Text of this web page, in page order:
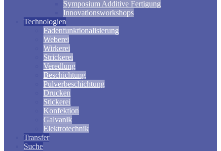
Symposium Additive Fertigung
Innovationsworkshops
Technologien
Fadenfunktionalisierung
Weberei
Wirkerei
Strickerei
Veredlung
Beschichtung
Pulverbeschichtung
Drucken
Stickerei
Konfektion
Galvanik
Elektrotechnik
Transfer
Suche